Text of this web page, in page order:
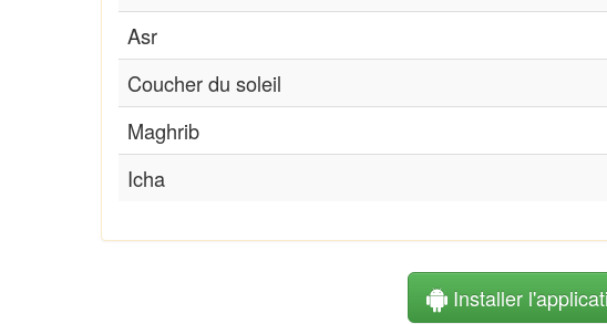
Asr
Coucher du soleil
Maghrib
Icha
Installer